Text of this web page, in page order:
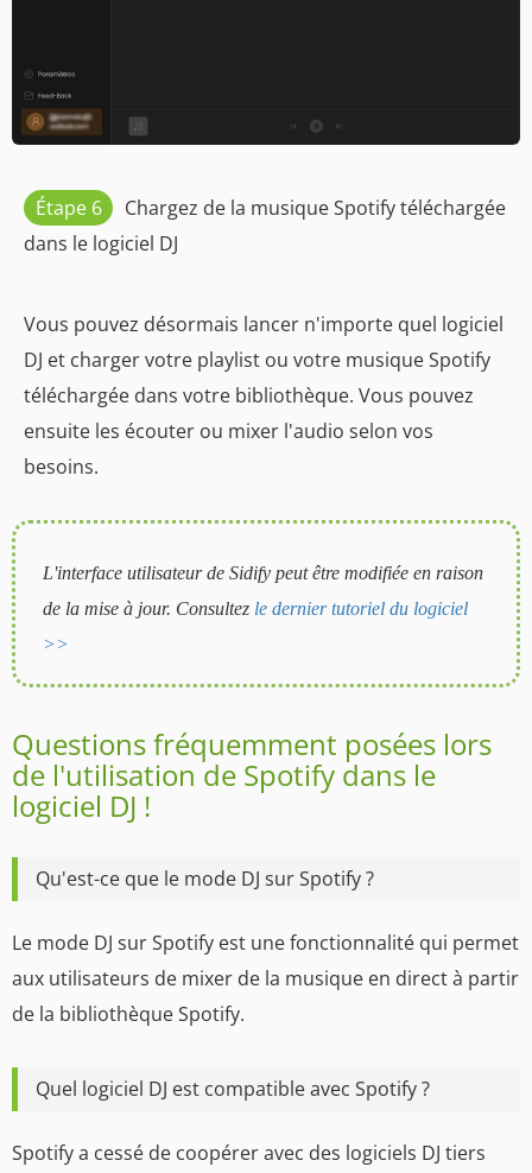
Étape 6
Chargez de la musique Spotify téléchargée
dans le logiciel DJ
Vous pouvez désormais lancer n'importe quel logiciel
DJ et charger votre playlist ou votre musique Spotify
téléchargée dans votre bibliothèque. Vous pouvez
ensuite les écouter ou mixer l'audio selon vos
besoins.
L'interface utilisateur de Sidify peut être modifiée en raison
de la mise à jour. Consultez le dernier tutoriel du logiciel
>>
Questions fréquemment posées lors
de l'utilisation de Spotify dans le
logiciel DJ !
Qu'est-ce que le mode DJ sur Spotify ?
Le mode DJ sur Spotify est une fonctionnalité qui permet
aux utilisateurs de mixer de la musique en direct à partir
de la bibliothèque Spotify.
Quel logiciel DJ est compatible avec Spotify ?
Spotify a cessé de coopérer avec des logiciels DJ tiers